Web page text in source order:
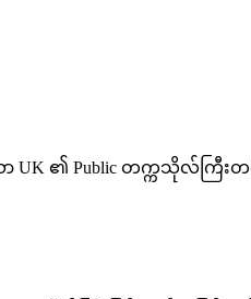
ော UK ၏ Public တက္ကသိုလ်ကြီး